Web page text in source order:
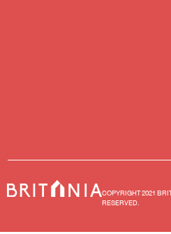
COPYRIGHT 2021
RESERVED.